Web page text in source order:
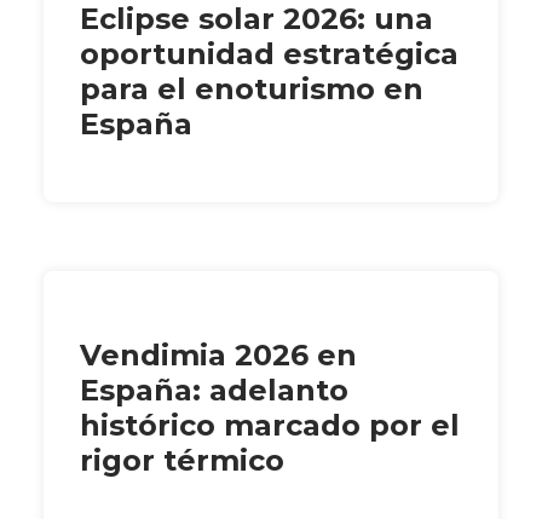
Eclipse solar 2026: una
oportunidad estratégica
para el enoturismo en
España
Vendimia 2026 en
España: adelanto
histórico marcado por el
rigor térmico